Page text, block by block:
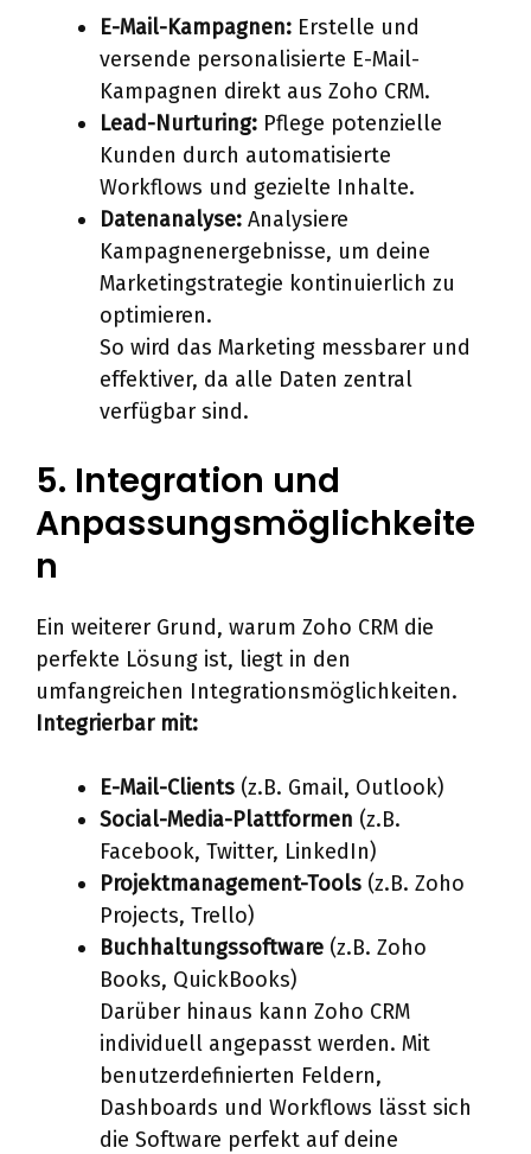
E-Mail-Kampagnen: Erstelle und
versende personalisierte E-Mail-
Kampagnen direkt aus Zoho CRM.
Lead-Nurturing: Pflege potenzielle
Kunden durch automatisierte
Workflows und gezielte Inhalte.
Datenanalyse: Analysiere
Kampagnenergebnisse, um deine
Marketingstrategie kontinuierlich zu
optimieren.
So wird das Marketing messbarer und
effektiver, da alle Daten zentral
verfügbar sind.
5. Integration und
Anpassungsmöglichkeite
n
Ein weiterer Grund, warum Zoho CRM die
perfekte Lösung ist, liegt in den
umfangreichen Integrationsmöglichkeiten.
Integrierbar mit:
E-Mail-Clients (z.B. Gmail, Outlook)
Social-Media-Plattformen (z.B.
Facebook, Twitter, LinkedIn)
Projektmanagement-Tools (z.B. Zoho
Projects, Trello)
Buchhaltungssoftware (z.B. Zoho
Books, QuickBooks)
Darüber hinaus kann Zoho CRM
individuell angepasst werden. Mit
benutzerdefinierten Feldern,
Dashboards und Workflows lässt sich
die Software perfekt auf deine